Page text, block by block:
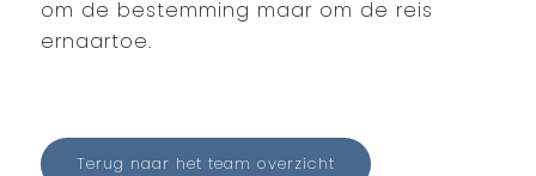
om de bestemming maar om de reis
ernaartoe.
Terug naar het team overzicht